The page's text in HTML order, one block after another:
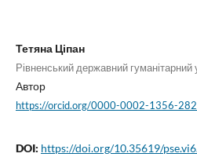
Тетяна Ціпан
Рівненський державний гуманітарний
Автор
https://orcid.org/0000-0002-1356-
DOI: https://doi.org/10.35619/